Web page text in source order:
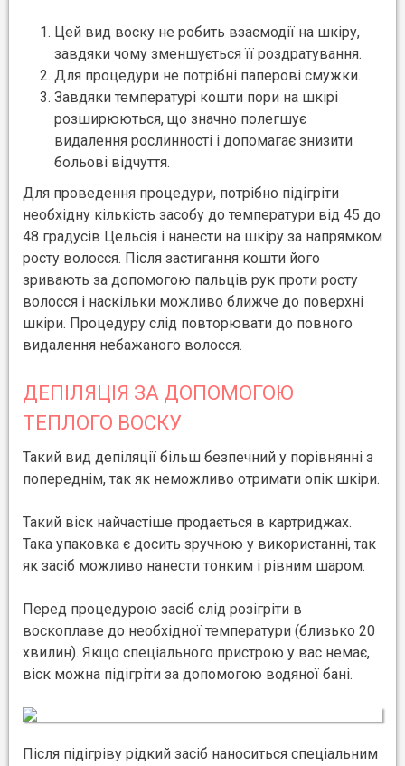
Цей вид воску не робить взаємодії на шкіру,
завдяки чому зменшується її роздратування.
Для процедури не потрібні паперові смужки.
Завдяки температурі кошти пори на шкірі
розширюються, що значно полегшує
видалення рослинності і допомагає знизити
больові відчуття.
Для проведення процедури, потрібно підігріти
необхідну кількість засобу до температури від 45 до
48 градусів Цельсія і нанести на шкіру за напрямком
росту волосся. Після застигання кошти його
зривають за допомогою пальців рук проти росту
волосся і наскільки можливо ближче до поверхні
шкіри. Процедуру слід повторювати до повного
видалення небажаного волосся.
ДЕПІЛЯЦІЯ ЗА ДОПОМОГОЮ
ТЕПЛОГО ВОСКУ
Такий вид депіляції більш безпечний у порівнянні з
попереднім, так як неможливо отримати опік шкіри.
Такий віск найчастіше продається в картриджах.
Така упаковка є досить зручною у використанні, так
як засіб можливо нанести тонким і рівним шаром.
Перед процедурою засіб слід розігріти в
воскоплаве до необхідної температури (близько 20
хвилин). Якщо спеціального пристрою у вас немає,
віск можна підігріти за допомогою водяної бані.
Після підігріву рідкий засіб наноситься спеціальним